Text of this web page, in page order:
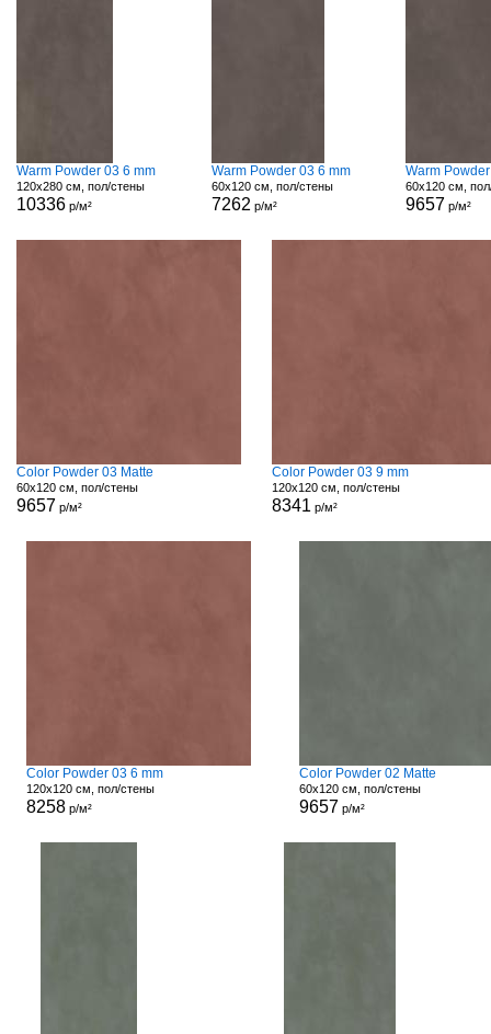
Warm Powder 03 6 mm
120x280 см, пол/стены
10336 р/м²
Warm Powder 03 6 mm
60x120 см, пол/стены
7262 р/м²
Warm
60x120 см,
9657 р/м²
Color Powder 03 Matte
60x120 см, пол/стены
9657 р/м²
Color Powder 03 9 mm
120x120 см, пол/стены
8341 р/м²
Color Powder 03 6 mm
120x120 см, пол/стены
8258р/м²
Color Powder 02 Matte
60x120 см, пол/стены
9657 р/м²